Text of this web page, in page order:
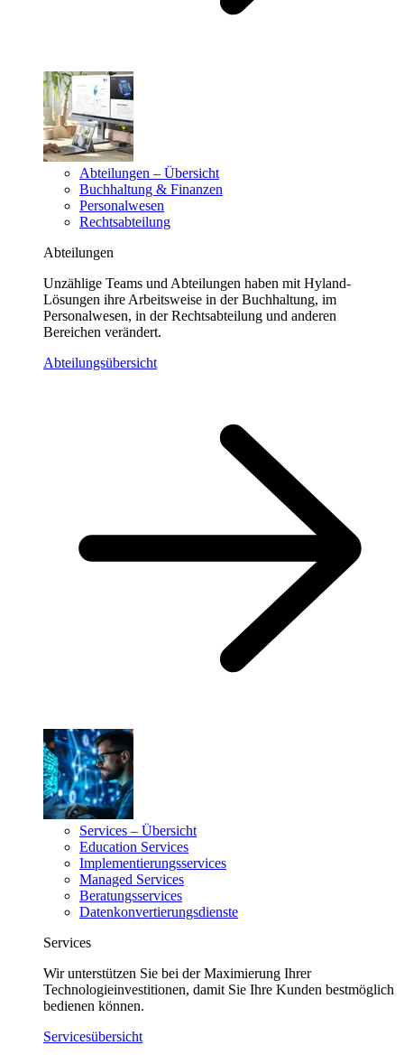
Abteilungen – Übersicht
Buchhaltung & Finanzen
Personalwesen
Rechtsabteilung
Abteilungen
Unzählige Teams und Abteilungen haben mit Hyland-
Lösungen ihre Arbeitsweise in der Buchhaltung, im
Personalwesen, in der Rechtsabteilung und anderen
Bereichen verändert.
Abteilungsübersicht
Services – Übersicht
Education Services
Implementierungsservices
Managed Services
Beratungsservices
Datenkonvertierungsdienste
Services
Wir unterstützen Sie bei der Maximierung Ihrer
Technologieinvestitionen, damit Sie Ihre Kunden bestmöglich
bedienen können.
Servicesübersicht